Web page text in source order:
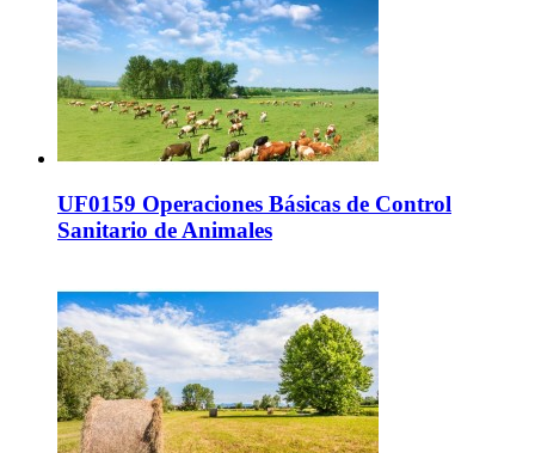
UF0159 Operaciones Básicas de Control
Sanitario de Animales